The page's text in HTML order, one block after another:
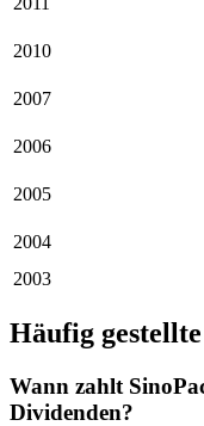
2010
2007
2006
2005
2004
2003
Häufig
Wann zahlt
Dividenden?